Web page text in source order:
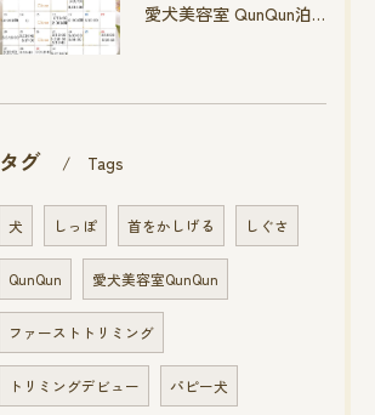
愛犬美容室 QunQun泊店 4月空き状況です
タグ Tags
犬 しっぽ 首をかしげる しぐさ
QunQun 愛犬美容室QunQun
ファーストトリミング
トリミングデビュー パピー犬